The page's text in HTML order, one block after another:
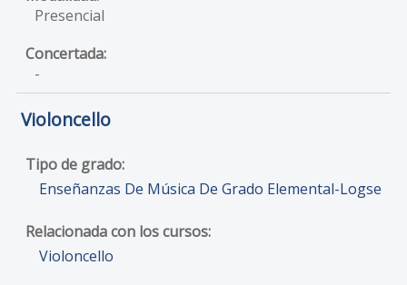
Presencial
-
Violoncello
Enseñanzas De Música De Grado Elemental-Logse
Violoncello